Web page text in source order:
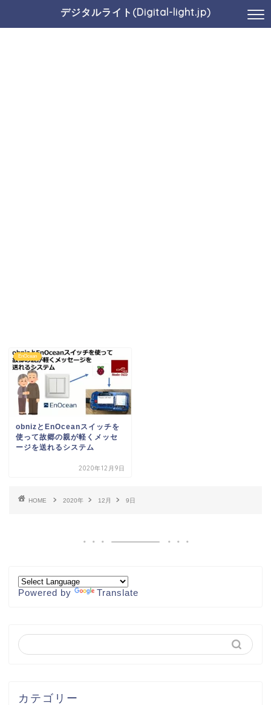
デジタルライト(Digital-light.jp)
EnOcean
obnizとEnOceanスイッチを
使って故郷の親が軽くメッセ
ージを送れるシステム
2020年12月9日
HOME 2020年 12月 9日
Powered by Translate
カテゴリー